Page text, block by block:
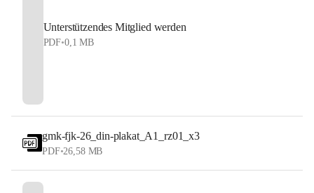
Unterstützendes Mitglied werden
PDF•0,1 MB
gmk-fjk-26_din-plakat_A1_rz01_x3
PDF•26,58 MB